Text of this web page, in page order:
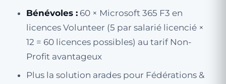
Bénévoles : 60 × Microsoft 365 F3 en
licences Volunteer (5 par salarié licencié ×
12 = 60 licences possibles) au tarif Non-
Profit avantageux
Plus la solution arades pour Fédérations &